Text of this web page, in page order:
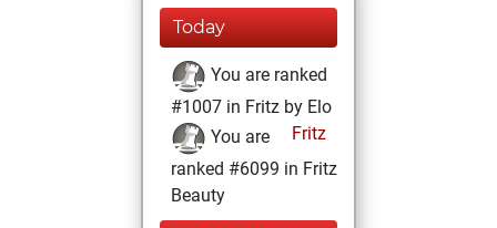
Today
You are ranked
#1007 in Fritz by Elo
Fritz
You are
ranked #6099 in Fritz
Beauty